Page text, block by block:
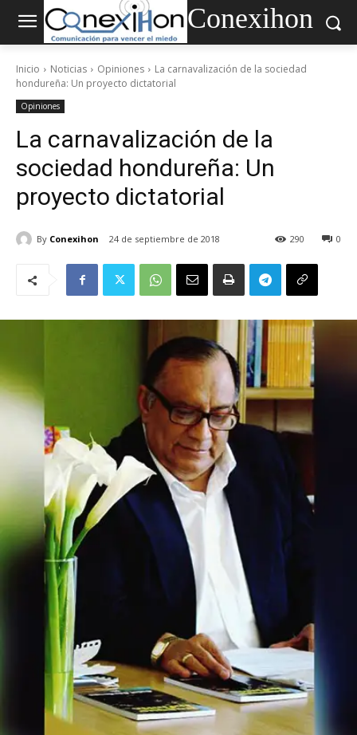
Conexihon
Inicio Noticias Opiniones
La carnavalización de la sociedad
hondureña: Un proyecto dictatorial
Opiniones
La carnavalización de la
sociedad hondureña: Un
proyecto dictatorial
By Conexihon 24 de septiembre de 2018 0
290